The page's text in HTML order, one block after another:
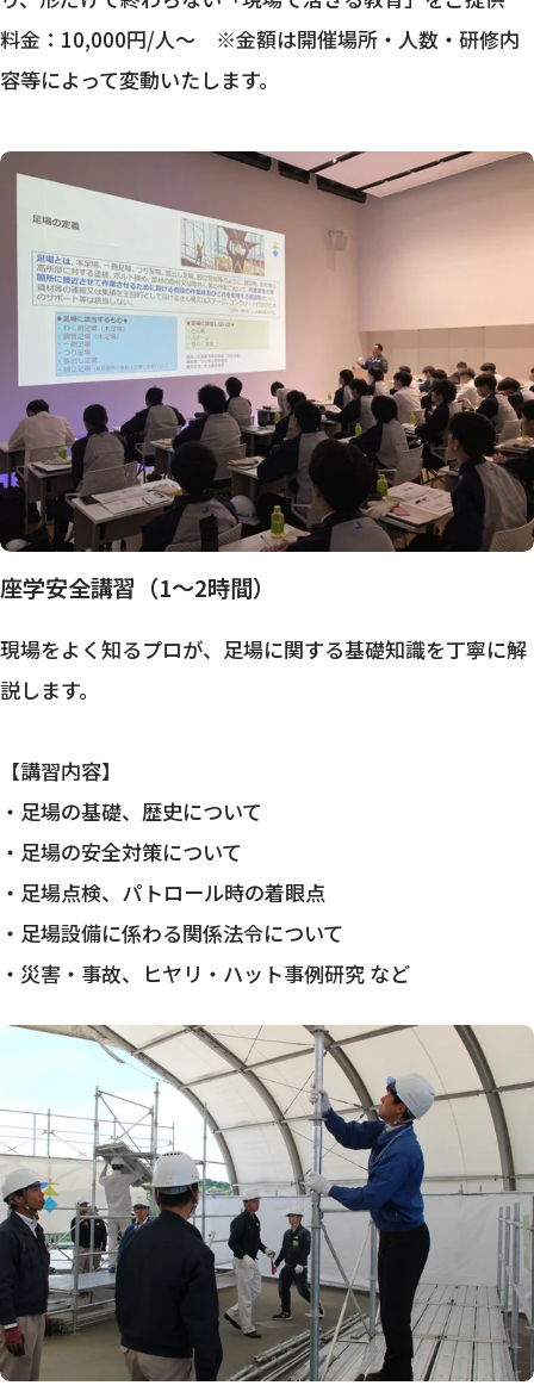
料金：10,000円/人～ ※金額は開催場所・人数・研修内
容等によって変動いたします。
座学安全講習（1～2時間）
現場をよく知るプロが、足場に関する基礎知識を丁寧に解
説します。
【講習内容】
・足場の基礎、歴史について
・足場の安全対策について
・足場点検、パトロール時の着眼点
・足場設備に係わる関係法令について
・災害・事故、ヒヤリ・ハット事例研究 など